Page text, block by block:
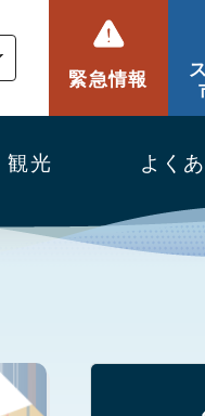
緊急情報
観光 よく